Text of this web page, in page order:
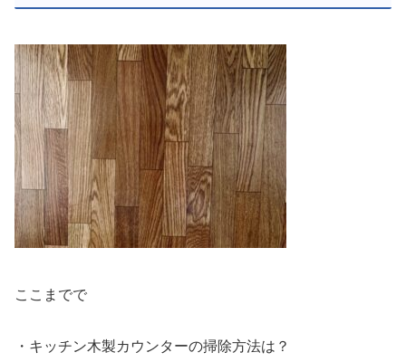
ここまでで
・キッチン木製カウンターの掃除方法は？